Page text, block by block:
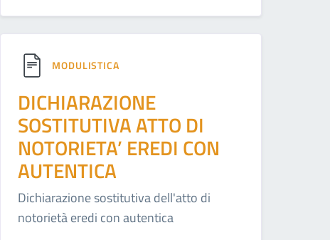
MODULISTICA
DICHIARAZIONE
SOSTITUTIVA ATTO DI
NOTORIETA’ EREDI CON
AUTENTICA
Dichiarazione sostitutiva dell'atto di
notorietà eredi con autentica